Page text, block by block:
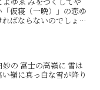
仮寝（一晩）」の恋ゆ
ばならないのでしょう
の 富士の高嶺に 雪は
嶺に真っ白な雪が降り